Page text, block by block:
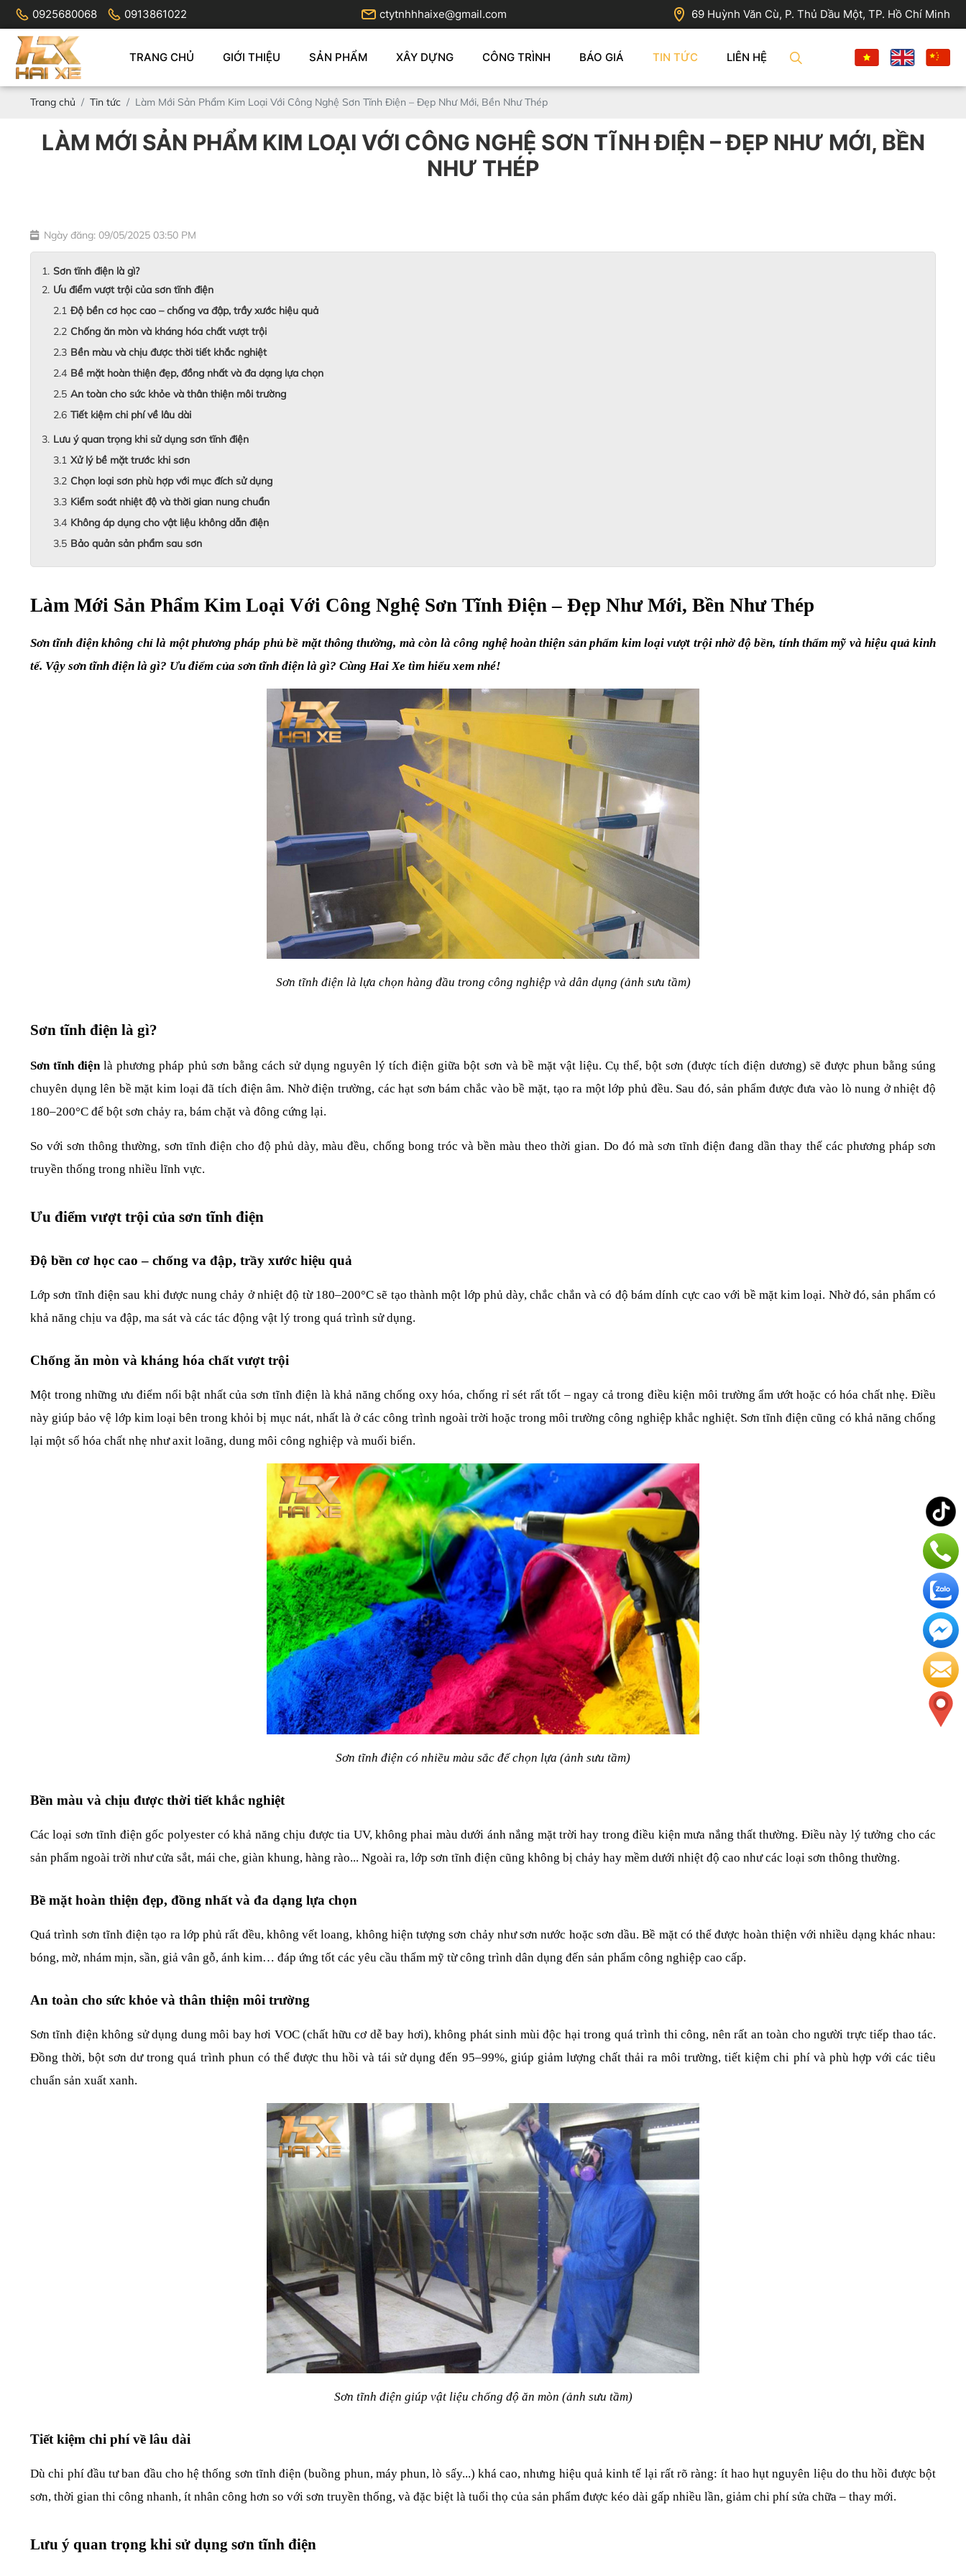
0925680068 0913861022 ctytnhhhaixe@gmail.com 69 Huỳnh Văn Cù, P. Thủ Dầu Một, TP. Hồ Chí Minh
TRANG CHỦ GIỚI THIỆU SẢN PHẨM XÂY DỰNG CÔNG TRÌNH BÁO GIÁ TIN TỨC LIÊN HỆ
Trang chủ Tin tức Làm Mới Sản Phẩm Kim Loại Với Công Nghệ Sơn Tĩnh Điện – Đẹp Như Mới, Bền Như Thép
LÀM MỚI SẢN PHẨM KIM LOẠI VỚI CÔNG NGHỆ SƠN TĨNH ĐIỆN – ĐẸP NHƯ MỚI, BỀN
NHƯ THÉP
Ngày đăng: 09/05/2025 03:50 PM
Sơn tĩnh điện là gì?
Ưu điểm vượt trội của sơn tĩnh điện
Độ bền cơ học cao – chống va đập, trầy xước hiệu quả
Chống ăn mòn và kháng hóa chất vượt trội
Bền màu và chịu được thời tiết khắc nghiệt
Bề mặt hoàn thiện đẹp, đồng nhất và đa dạng lựa chọn
An toàn cho sức khỏe và thân thiện môi trường
Tiết kiệm chi phí về lâu dài
Lưu ý quan trọng khi sử dụng sơn tĩnh điện
Xử lý bề mặt trước khi sơn
Chọn loại sơn phù hợp với mục đích sử dụng
Kiểm soát nhiệt độ và thời gian nung chuẩn
Không áp dụng cho vật liệu không dẫn điện
Bảo quản sản phẩm sau sơn
Làm Mới Sản Phẩm Kim Loại Với Công Nghệ Sơn Tĩnh Điện – Đẹp Như Mới, Bền Như Thép
Sơn tĩnh điện không chỉ là một phương pháp phủ bề mặt thông thường, mà còn là công nghệ hoàn thiện sản phẩm kim loại vượt trội nhờ độ bền, tính thẩm mỹ và hiệu quả kinh
tế. Vậy sơn tĩnh điện là gì? Ưu điểm của sơn tĩnh điện là gì? Cùng Hai Xe tìm hiểu xem nhé!
Sơn tĩnh điện là lựa chọn hàng đầu trong công nghiệp và dân dụng (ảnh sưu tầm)
Sơn tĩnh điện là gì?
Sơn tĩnh điện là phương pháp phủ sơn bằng cách sử dụng nguyên lý tích điện giữa bột sơn và bề mặt vật liệu. Cụ thể, bột sơn (được tích điện dương) sẽ được phun bằng súng
chuyên dụng lên bề mặt kim loại đã tích điện âm. Nhờ điện trường, các hạt sơn bám chắc vào bề mặt, tạo ra một lớp phủ đều. Sau đó, sản phẩm được đưa vào lò nung ở nhiệt độ
180–200°C để bột sơn chảy ra, bám chặt và đông cứng lại.
So với sơn thông thường, sơn tĩnh điện cho độ phủ dày, màu đều, chống bong tróc và bền màu theo thời gian. Do đó mà sơn tĩnh điện đang dần thay thế các phương pháp sơn
truyền thống trong nhiều lĩnh vực.
Ưu điểm vượt trội của sơn tĩnh điện
Độ bền cơ học cao – chống va đập, trầy xước hiệu quả
Lớp sơn tĩnh điện sau khi được nung chảy ở nhiệt độ từ 180–200°C sẽ tạo thành một lớp phủ dày, chắc chắn và có độ bám dính cực cao với bề mặt kim loại. Nhờ đó, sản phẩm có
khả năng chịu va đập, ma sát và các tác động vật lý trong quá trình sử dụng.
Chống ăn mòn và kháng hóa chất vượt trội
Một trong những ưu điểm nổi bật nhất của sơn tĩnh điện là khả năng chống oxy hóa, chống rỉ sét rất tốt – ngay cả trong điều kiện môi trường ẩm ướt hoặc có hóa chất nhẹ. Điều
này giúp bảo vệ lớp kim loại bên trong khỏi bị mục nát, nhất là ở các công trình ngoài trời hoặc trong môi trường công nghiệp khắc nghiệt. Sơn tĩnh điện cũng có khả năng chống
lại một số hóa chất nhẹ như axit loãng, dung môi công nghiệp và muối biển.
Sơn tĩnh điện có nhiều màu sắc để chọn lựa (ảnh sưu tầm)
Bền màu và chịu được thời tiết khắc nghiệt
Các loại sơn tĩnh điện gốc polyester có khả năng chịu được tia UV, không phai màu dưới ánh nắng mặt trời hay trong điều kiện mưa nắng thất thường. Điều này lý tưởng cho các
sản phẩm ngoài trời như cửa sắt, mái che, giàn khung, hàng rào... Ngoài ra, lớp sơn tĩnh điện cũng không bị chảy hay mềm dưới nhiệt độ cao như các loại sơn thông thường.
Bề mặt hoàn thiện đẹp, đồng nhất và đa dạng lựa chọn
Quá trình sơn tĩnh điện tạo ra lớp phủ rất đều, không vết loang, không hiện tượng sơn chảy như sơn nước hoặc sơn dầu. Bề mặt có thể được hoàn thiện với nhiều dạng khác nhau:
bóng, mờ, nhám mịn, sần, giả vân gỗ, ánh kim… đáp ứng tốt các yêu cầu thẩm mỹ từ công trình dân dụng đến sản phẩm công nghiệp cao cấp.
An toàn cho sức khỏe và thân thiện môi trường
Sơn tĩnh điện không sử dụng dung môi bay hơi VOC (chất hữu cơ dễ bay hơi), không phát sinh mùi độc hại trong quá trình thi công, nên rất an toàn cho người trực tiếp thao tác.
Đồng thời, bột sơn dư trong quá trình phun có thể được thu hồi và tái sử dụng đến 95–99%, giúp giảm lượng chất thải ra môi trường, tiết kiệm chi phí và phù hợp với các tiêu
chuẩn sản xuất xanh.
Sơn tĩnh điện giúp vật liệu chống độ ăn mòn (ảnh sưu tầm)
Tiết kiệm chi phí về lâu dài
Dù chi phí đầu tư ban đầu cho hệ thống sơn tĩnh điện (buồng phun, máy phun, lò sấy...) khá cao, nhưng hiệu quả kinh tế lại rất rõ ràng: ít hao hụt nguyên liệu do thu hồi được bột
sơn, thời gian thi công nhanh, ít nhân công hơn so với sơn truyền thống, và đặc biệt là tuổi thọ của sản phẩm được kéo dài gấp nhiều lần, giảm chi phí sửa chữa – thay mới.
Lưu ý quan trọng khi sử dụng sơn tĩnh điện